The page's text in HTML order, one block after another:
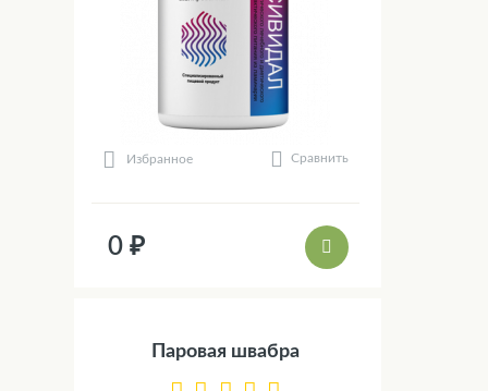
Избранное Сравнить
0 ₽
Паровая швабра